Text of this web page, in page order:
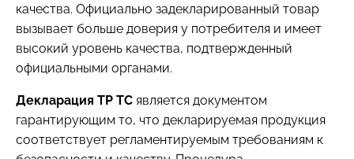
качества. Официально задекларированный товар
вызывает больше доверия у потребителя и имеет
высокий уровень качества, подтвержденный
официальными органами.
Декларация ТР ТС является документом
гарантирующим то, что декларируемая продукция
соответствует регламентируемым требованиям к